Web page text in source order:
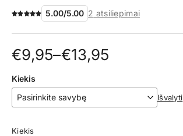
5.00/5.00 2 atsiliepimai
€9,95–€13,95
Price
range:
€9,95
through
€13,95
Kiekis
Išvalyti
Kiekis